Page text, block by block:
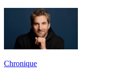
Chronique